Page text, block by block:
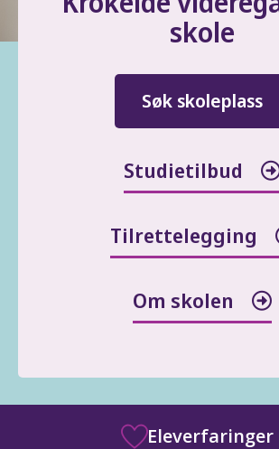
skole
Søk skoleplass
Studietilbud
Tilrettelegging
Om skolen
Eleverfaringer